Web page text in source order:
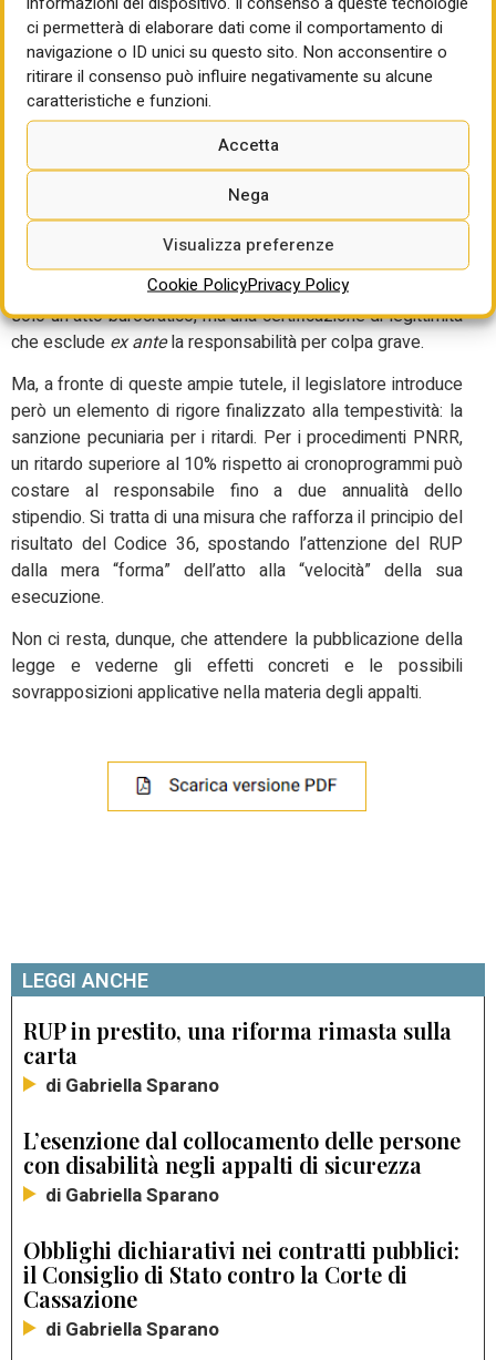
ci permetterà di elaborare dati come il comportamento di
navigazione o ID unici su questo sito. Non acconsentire o
ritirare il consenso può influire negativamente su alcune
caratteristiche e funzioni.
Accetta
Nega
Visualizza preferenze
Cookie PolicyPrivacy Policy
Ancora: il nuovo provvedimento sposta l’asse dell’azione
della Corte dei Conti da un controllo meramente repressivo
a uno di tipo “collaborativo”.
L’allineamento delle soglie di controllo a quelle
dell’articolo 14 del Codice e l’estensione del controllo
preventivo agli atti di aggiudicazione (anche provvisori) per
il PNRR offrono alle amministrazioni uno scudo preventivo.
In questo schema, il parere della Corte dei Conti (che deve
giungere entro 30 giorni, pena il silenzio-assenso) non è
solo un atto burocratico, ma una certificazione di legittimità
che esclude ex antela responsabilità per colpa grave.
Ma, a fronte di queste ampie tutele, il legislatore introduce
però un elemento di rigore finalizzato alla tempestività: la
sanzione pecuniaria per i ritardi. Per i procedimenti PNRR,
un ritardo superiore al 10% rispetto ai cronoprogrammi può
costare al responsabile fino a due annualità dello
stipendio. Si tratta di una misura che rafforza il principio del
risultato del Codice 36, spostando l’attenzione del RUP
dalla mera “forma” dell’atto alla “velocità” della sua
esecuzione.
Non ci resta, dunque, che attendere la pubblicazione della
legge e vederne gli effetti concreti e le possibili
sovrapposizioni applicative nella materia degli appalti.
LEGGI ANCHE
RUP in prestito, una riforma rimasta sulla
carta
di Gabriella Sparano
L’esenzione dal collocamento delle persone
con disabilità negli appalti di sicurezza
di Gabriella Sparano
Obblighi dichiarativi nei contratti pubblici:
il Consiglio di Stato contro la Corte di
Cassazione
di Gabriella Sparano